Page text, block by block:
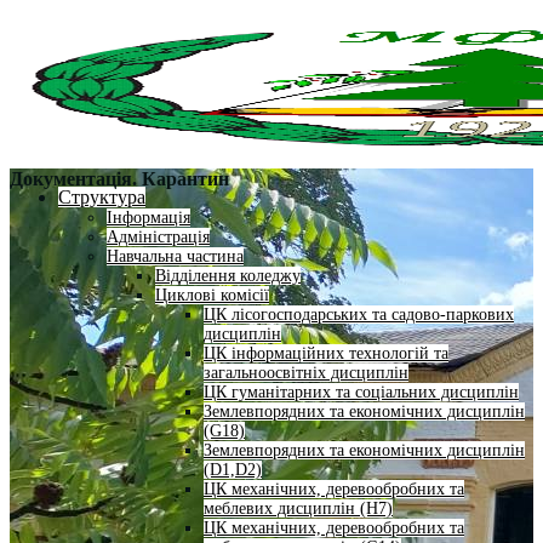
Структура
Інформація
Адміністрація
Навчальна частина
Відділення коледжу
Циклові комісії
ЦК лісогосподарських та садово-паркових
дисциплін
ЦК інформаційних технологій та
загальноосвітніх дисциплін
ЦК гуманітарних та соціальних дисциплін
Землевпорядних та економічних дисциплін
(G18)
Землевпорядних та економічних дисциплін
(D1,D2)
ЦК механічних, деревообробних та
меблевих дисциплін (H7)
ЦК механічних, деревообробних та
Документація. Карантин